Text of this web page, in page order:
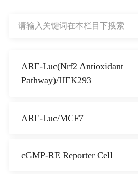
ARE-Luc(Nrf2 Antioxidant
Pathway)/HEK293
ARE-Luc/MCF7
cGMP-RE Reporter Cell